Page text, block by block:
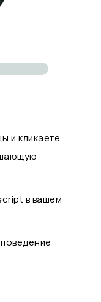
и кликаете
в вашем